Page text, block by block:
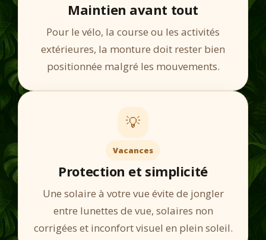
Maintien avant tout
Pour le vélo, la course ou les activités
extérieures, la monture doit rester bien
positionnée malgré les mouvements.
💡
Vacances
Protection et simplicité
Une solaire à votre vue évite de jongler
entre lunettes de vue, solaires non
corrigées et inconfort visuel en plein soleil.